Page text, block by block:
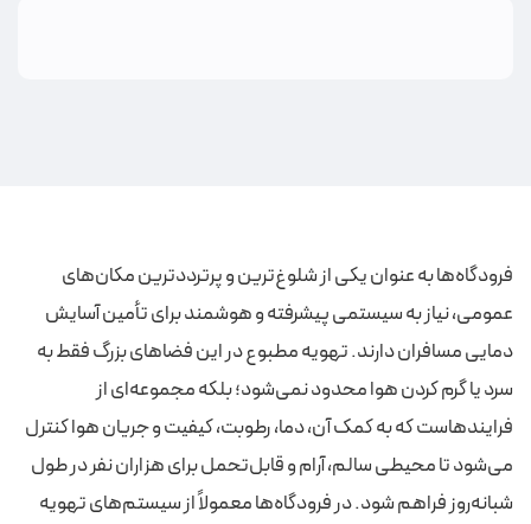
فرودگاه‌ها به عنوان یکی از شلوغ‌ترین و پرترددترین مکان‌های
عمومی، نیاز به سیستمی پیشرفته و هوشمند برای تأمین آسایش
دمایی مسافران دارند. تهویه مطبوع در این فضاهای بزرگ فقط به
سرد یا گرم کردن هوا محدود نمی‌شود؛ بلکه مجموعه‌ای از
فرایندهاست که به کمک آن، دما، رطوبت، کیفیت و جریان هوا کنترل
می‌شود تا محیطی سالم، آرام و قابل‌تحمل برای هزاران نفر در طول
شبانه‌روز فراهم شود. در فرودگاه‌ها معمولاً از سیستم‌های تهویه